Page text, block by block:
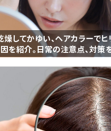
してかゆい、ヘアカラーでヒリ
を紹介。日常の注意点、対策